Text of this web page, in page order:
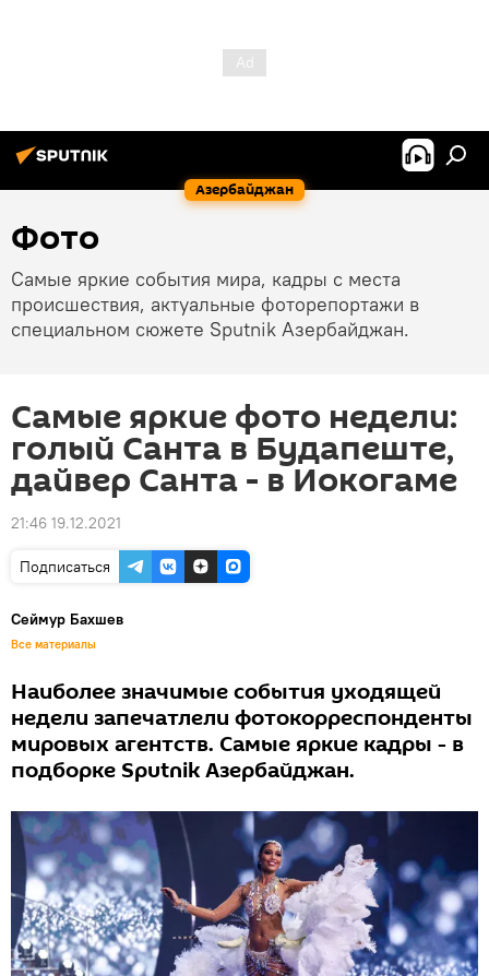
Азербайджан
Фото
Самые яркие события мира, кадры с места
происшествия, актуальные фоторепортажи в
специальном сюжете Sputnik Азербайджан.
Самые яркие фото недели:
голый Санта в Будапеште,
дайвер Санта - в Иокогаме
21:46 19.12.2021
Подписаться
Сеймур Бахшев
Все материалы
Наиболее значимые события уходящей
недели запечатлели фотокорреспонденты
мировых агентств. Самые яркие кадры - в
подборке Sputnik Азербайджан.